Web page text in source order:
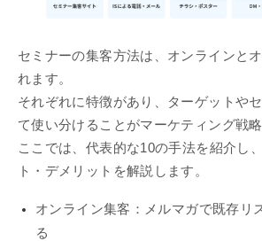
セミナーの集客方法は、オンラインと
れます。
それぞれに特徴があり、ターゲットや
て使い分けることがマーケティング戦略
ここでは、代表的な10の手法を紹介し
ト・デメリットを解説します。
オンライン集客：メルマガで既存リ
る